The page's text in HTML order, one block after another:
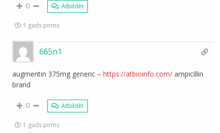
0 Atbildēt
1 gads pirms
665n1
augmentin 375mg generic –https://atbioinfo.com/ ampicillin
brand
0 Atbildēt
1 gads pirms